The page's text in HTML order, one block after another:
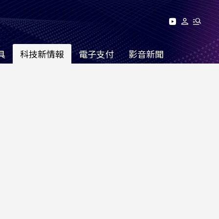
科技新情報 電子支付 影音新聞